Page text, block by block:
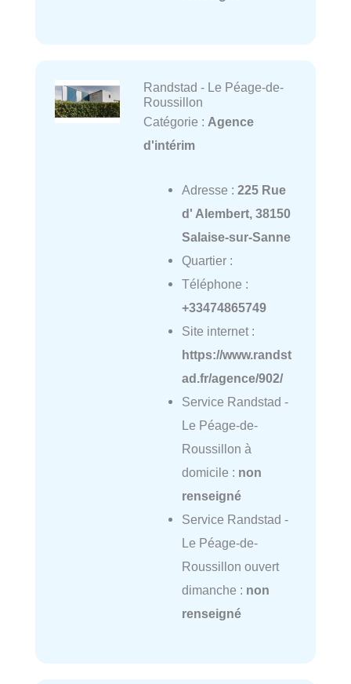
Randstad - Le Péage-de-
Roussillon
Catégorie : Agence
d'intérim
Adresse : 225 Rue
d' Alembert, 38150
Salaise-sur-Sanne
Quartier :
Téléphone :
+33474865749
Site internet :
https://www.randst
ad.fr/agence/902/
Service Randstad -
Le Péage-de-
Roussillon à
domicile : non
renseigné
Service Randstad -
Le Péage-de-
Roussillon ouvert
dimanche : non
renseigné